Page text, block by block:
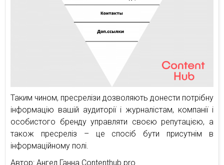
Таким чином, пресрелізи дозволяють донести потрібну
інформацію вашій аудиторії і журналістам, компанії і
особистого бренду управляти своєю репутацією, а
також пресреліз – це спосіб бути присутнім в
інформаційному полі.
Автор: Ангел Ганна Contenthub.pro